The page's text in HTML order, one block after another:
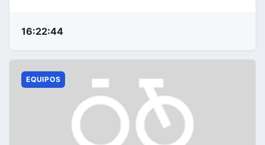
16:22:44
EQUIPOS